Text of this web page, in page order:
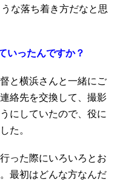
な落ち着き方だなと思
いったんですか？
と横浜さんと一緒にご
絡先を交換して、撮影
にしていたので、役に
た。
った際にいろいろとお
最初はどんな方なんだ